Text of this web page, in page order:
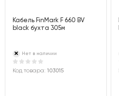
Кабель FinMark F 660 BV
black бухта 305м
Нет в наличии
Код товара: 103015